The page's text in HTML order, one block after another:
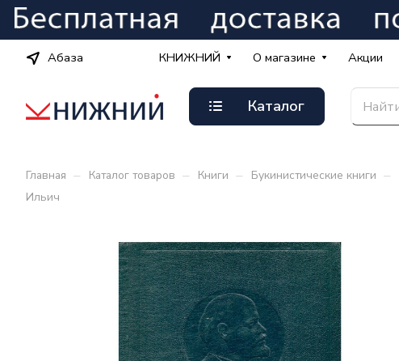
Абаза КНИЖНИЙ О магазине Акции
Каталог
Главная – Каталог товаров – Книги – Букинистические книги –
Ильич